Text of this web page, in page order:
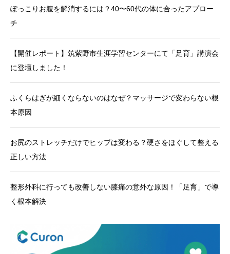
ぽっこりお腹を解消するには？40〜60代の体に合ったアプロー
チ
【開催レポート】筑紫野市生涯学習センターにて「足育」講演会
に登壇しました！
ふくらはぎが細くならないのはなぜ？マッサージで変わらない根
本原因
お尻のストレッチだけでヒップは変わる？硬さをほぐして整える
正しい方法
整形外科に行っても改善しない膝痛の意外な原因！「足育」で導
く根本解決